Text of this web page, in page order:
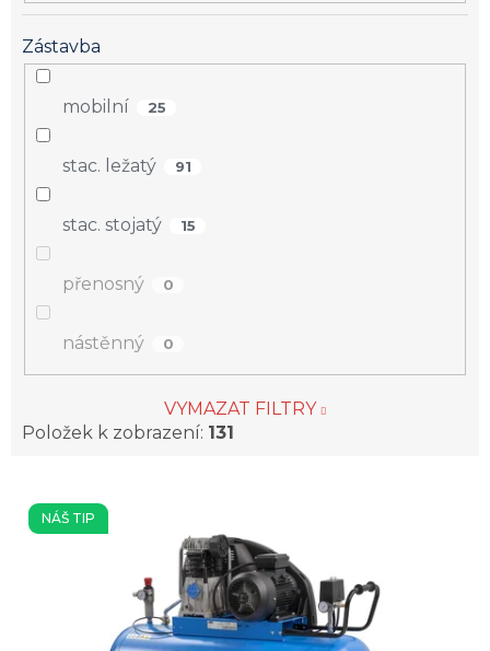
Zástavba
mobilní 25
stac. ležatý 91
stac. stojatý 15
přenosný 0
nástěnný 0
VYMAZAT FILTRY
Položek k zobrazení: 131
NÁŠ TIP